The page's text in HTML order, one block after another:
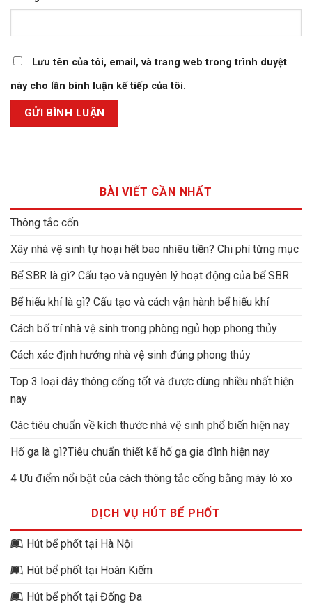
Lưu tên của tôi, email, và trang web trong trình duyệt
này cho lần bình luận kế tiếp của tôi.
BÀI VIẾT GẦN NHẤT
Thông tắc cốn
Xây nhà vệ sinh tự hoại hết bao nhiêu tiền? Chi phí từng mục
Bể SBR là gì? Cấu tạo và nguyên lý hoạt động của bể SBR
Bể hiếu khí là gì? Cấu tạo và cách vận hành bể hiếu khí
Cách bố trí nhà vệ sinh trong phòng ngủ hợp phong thủy
Cách xác định hướng nhà vệ sinh đúng phong thủy
Top 3 loại dây thông cống tốt và được dùng nhiều nhất hiện
nay
Các tiêu chuẩn về kích thước nhà vệ sinh phổ biến hiện nay
Hố ga là gì?Tiêu chuẩn thiết kế hố ga gia đình hiện nay
4 Ưu điểm nổi bật của cách thông tắc cống bằng máy lò xo
DỊCH VỤ HÚT BỂ PHỐT
Hút bể phốt tại Hà Nội
Hút bể phốt tại Hoàn Kiếm
Hút bể phốt tại Đống Đa